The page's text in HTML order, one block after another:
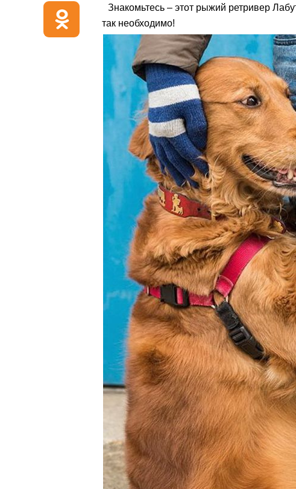
Знакомьтесь – этот рыжий ретривер
так необходимо!